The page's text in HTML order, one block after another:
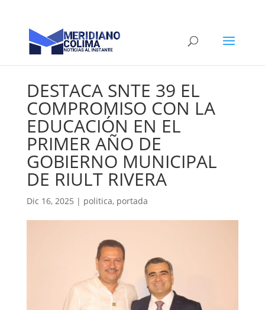
DESTACA SNTE 39 EL
COMPROMISO CON LA
EDUCACIÓN EN EL
PRIMER AÑO DE
GOBIERNO MUNICIPAL
DE RIULT RIVERA
Dic 16, 2025 | politica, portada